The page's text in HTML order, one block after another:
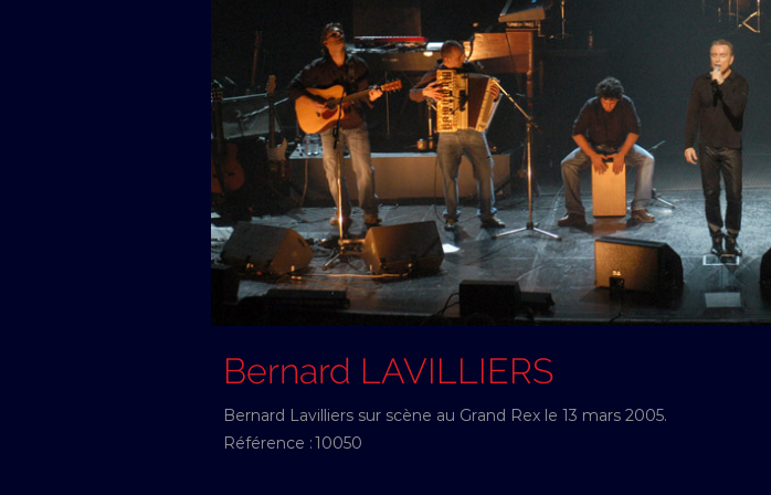
Bernard LAVILLIERS
Bernard Lavilliers sur scène au Grand Rex le 13 mars 2005.
Référence :10050